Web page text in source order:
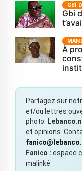
GBI
Gbi
À
Partagez sur
et/ou lettres
photo.
et opinions.
Fanico : espace
malinké